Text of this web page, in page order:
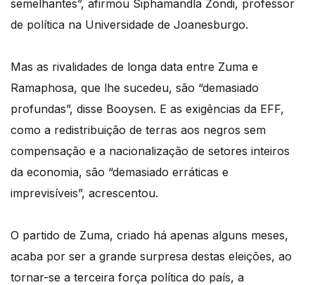
semelhantes”, afirmou Siphamandla Zondi, professor
de política na Universidade de Joanesburgo.
Mas as rivalidades de longa data entre Zuma e
Ramaphosa, que lhe sucedeu, são “demasiado
profundas”, disse Booysen. E as exigências da EFF,
como a redistribuição de terras aos negros sem
compensação e a nacionalização de setores inteiros
da economia, são “demasiado erráticas e
imprevisíveis”, acrescentou.
O partido de Zuma, criado há apenas alguns meses,
acaba por ser a grande surpresa destas eleições, ao
tornar-se a terceira força política do país, a